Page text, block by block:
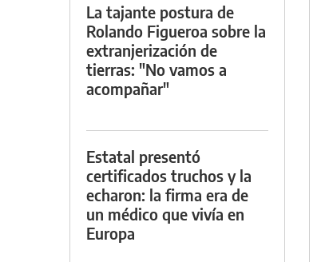
La tajante postura de
Rolando Figueroa sobre la
extranjerización de
tierras: "No vamos a
acompañar"
Estatal presentó
certificados truchos y la
echaron: la firma era de
un médico que vivía en
Europa